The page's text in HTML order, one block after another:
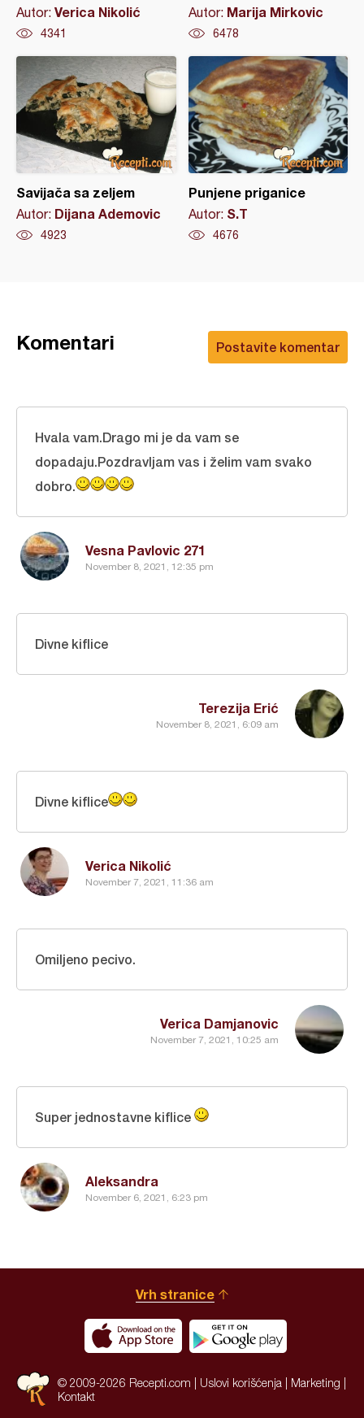
Autor: Verica Nikolić
4341
Autor: Marija Mirkovic
6478
Savijača sa zeljem
Autor: Dijana Ademovic
4923
Punjene priganice
Autor: S.T
4676
Postavite komentar
Komentari
Vesna Pavlovic 271
November 8, 2021, 12:35 pm
Hvala vam.Drago mi je da vam se
dopadaju.Pozdravljam vas i želim vam svako
dobro.
Terezija Erić
November 8, 2021, 6:09 am
Divne kiflice
Verica Nikolić
November 7, 2021, 11:36 am
Divne kiflice
Verica Damjanovic
November 7, 2021, 10:25 am
Omiljeno pecivo.
Aleksandra
November 6, 2021, 6:23 pm
Super jednostavne kiflice
Vrh stranice
© 2009-2026 Recepti.com | Uslovi korišćenja Marketing
Kontakt